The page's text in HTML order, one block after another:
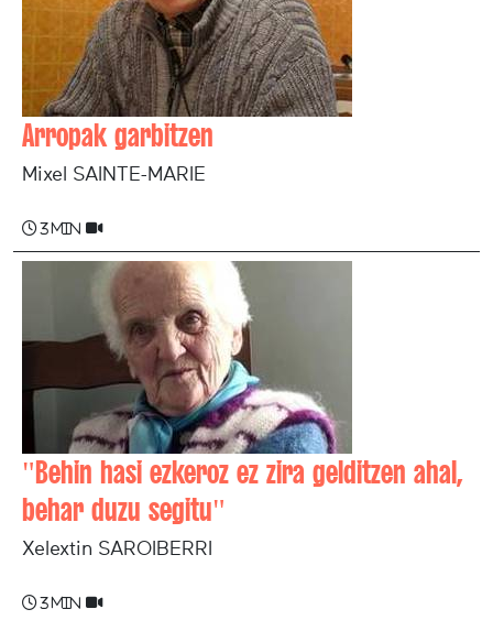
Arropak garbitzen
Mixel SAINTE-MARIE
3 min
"Behin hasi ezkeroz ez zira gelditzen ahal,
behar duzu segitu"
Xelextin SAROIBERRI
3 min